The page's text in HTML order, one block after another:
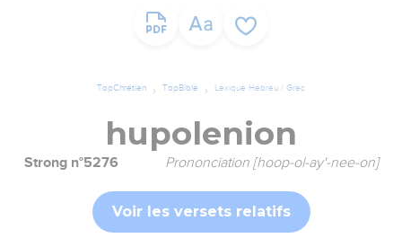
TopChrétien TopBible Lexique Hébreu / Grec
hupolenion
Strong n°5276 Prononciation [hoop-ol-ay'-nee-on]
Voir les versets relatifs